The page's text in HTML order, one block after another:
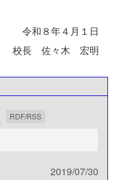
令和８年４月１日
校長 佐々木 宏明
RDF/RSS
2019/07/30